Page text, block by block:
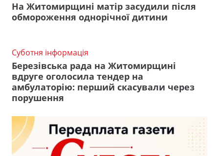
На Житомирщині матір засудили після
обмороження однорічної дитини
Суботня інформація
Березівська рада на Житомирщині
вдруге оголосила тендер на
амбулаторію: перший скасували через
порушення